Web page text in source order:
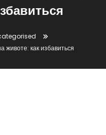
животе: как избавиться